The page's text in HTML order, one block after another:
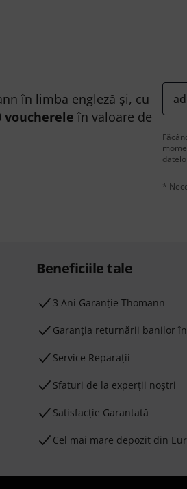
în limba engleză și, cu
voucherele în valoare de
*
Beneficiile tale
3 Ani Garanție Thomann
Garanţia returnării banilor
Service Reparații
Sfaturi de la experții noștri
Satisfacție Garantată
Cel mai mare depozit din